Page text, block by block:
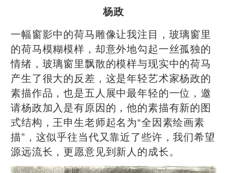
杨政
一幅窗影中的荷马雕像让我注目，玻璃窗里
的荷马模糊模样，却意外地勾起一丝孤独的
情绪，玻璃窗里飘散的模样与现实中的荷马
产生了很大的反差，这是年轻艺术家杨政的
素描作品，也是五人展中最年轻的一位，邀
请杨政加入是有原因的，他的素描有新的图
式结构，王申生老师起名为“全因素绘画素
描”，这似乎往当代又靠近了些许，我们希望
源远流长，更愿意见到新人的成长。